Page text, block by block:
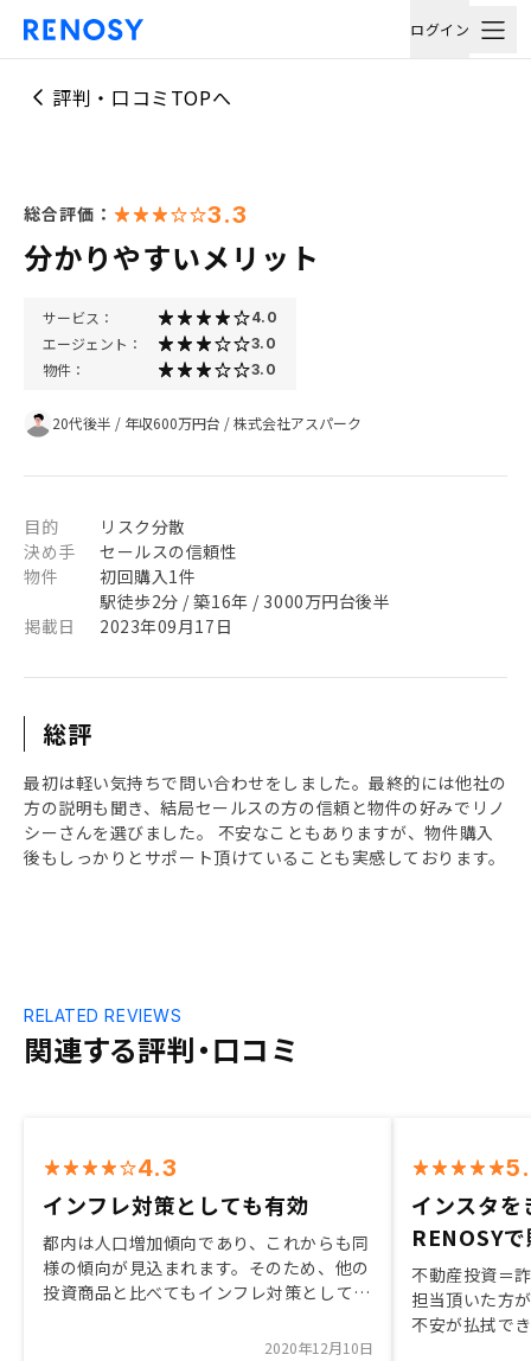
ログイン
評判・口コミTOPへ
総合評価： 3.3
分かりやすいメリット
サービス： 4.0
エージェント： 3.0
物件： 3.0
20代後半 / 年収600万円台 /株式会社アスパーク
目的
リスク分散
決め手
セールスの信頼性
物件
初回購入1件
駅徒歩2分 / 築16年 / 3000万円台後半
掲載日
2023年09月17日
総評
最初は軽い気持ちで問い合わせをしました。最終的には他社の
方の説明も聞き、結局セールスの方の信頼と物件の好みでリノ
シーさんを選びました。 不安なこともありますが、物件購入
後もしっかりとサポート頂けていることも実感しております。
関連する評判・口コミ
RELATED REVIEWS
4.3
インフレ対策としても有効
都内は人口増加傾向であり、これからも同
様の傾向が見込まれます。そのため、他の
投資商品と比べてもインフレ対策として保
2020年12月10日
インスタを
RENOSY
不動産投資＝
担当頂いた方
不安が払拭で